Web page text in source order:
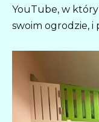
YouTube, w
swoim ogrodzie, i